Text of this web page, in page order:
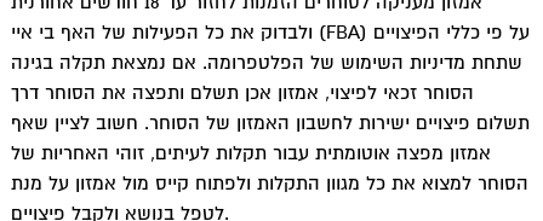
ולבדוק את כל הפעילות של האף בי איי (FBA) על פי כללי הפיצויים
שתחת מדיניות השימוש של הפלטפרומה. אם נמצאת תקלה בגינה
הסוחר זכאי לפיצוי, אמזון אכן תשלם ותפצה את הסוחר דרך
תשלום פיצויים ישירות לחשבון האמזון של הסוחר. חשוב לציין שאף
אמזון מפצה אוטומתית עבור תקלות לעיתים, זוהי האחריות של
הסוחר למצוא את כל מגוון התקלות ולפתוח קייס מול אמזון על מנת
לטפל בנושא ולקבל פיצויים.